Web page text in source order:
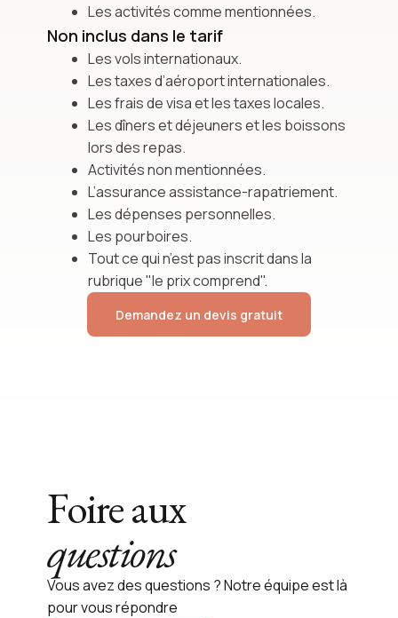
Les activités comme mentionnées.
Non inclus dans le tarif
Les vols internationaux.
Les taxes d’aéroport internationales.
Les frais de visa et les taxes locales.
Les dîners et déjeuners et les boissons
lors des repas.
Activités non mentionnées.
L’assurance assistance-rapatriement.
Les dépenses personnelles.
Les pourboires.
Tout ce qui n’est pas inscrit dans la
rubrique "le prix comprend".
Demandez un devis gratuit
Foire aux
questions
Vous avez des questions ? Notre équipe est là
pour vous répondre